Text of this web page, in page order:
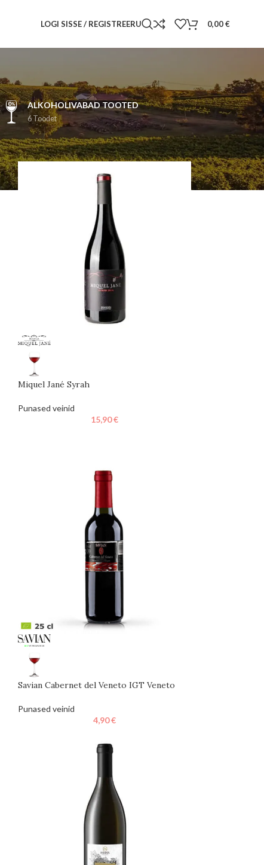
LOGI SISSE / REGISTREERU 0,00€
ALKOHOLIVABAD TOOTED
6 Toodet
24
Miquel Jané Syrah
Punased veinid
15,90€
Savian Cabernet del Veneto IGT Veneto
Punased veinid
4,90€